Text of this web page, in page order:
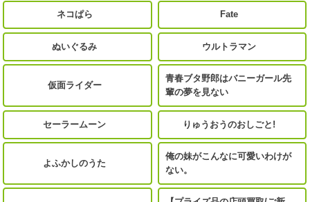
ネコぱら Fate
ぬいぐるみ ウルトラマン
仮面ライダー
青春ブタ野郎はバニーガール先
輩の夢を見ない
セーラームーン りゅうおうのおしごと!
よふかしのうた
俺の妹がこんなに可愛いわけが
ない。